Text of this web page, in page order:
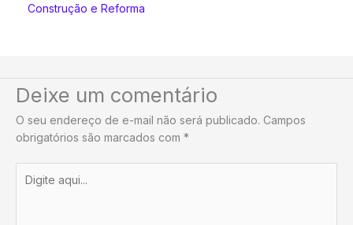
Construção e Reforma
Deixe um comentário
O seu endereço de e-mail não será publicado. Campos
obrigatórios são marcados com *
aqui...